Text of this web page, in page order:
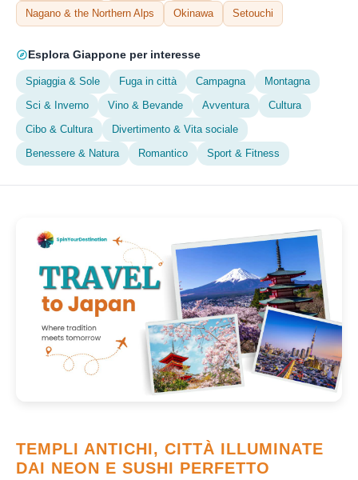
Nagano & the Northern Alps Okinawa Setouchi
Esplora Giappone per interesse
Spiaggia & Sole Fuga in città Campagna
Montagna
Sci & Inverno
Vino & Bevande Avventura
Cultura
Cibo & Cultura
Divertimento & Vita sociale
Benessere & Natura
Romantico Sport & Fitness
TEMPLI ANTICHI, CITTÀ ILLUMINATE
DAI NEON E SUSHI PERFETTO